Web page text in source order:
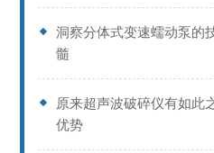
洞察分体式变速蠕动泵的
髓
原来超声波破碎仪有如此
优势